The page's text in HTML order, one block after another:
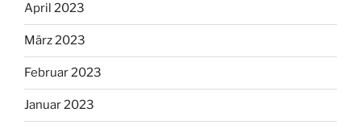
April 2023
März 2023
Februar 2023
Januar 2023